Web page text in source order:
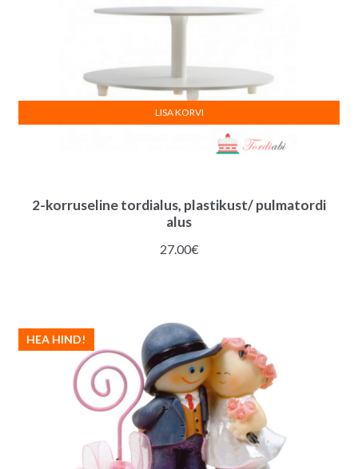
2-korruseline tordialus, plastikust/ pulmatordi
alus
27.00€
LISA KORVI
HEA HIND!